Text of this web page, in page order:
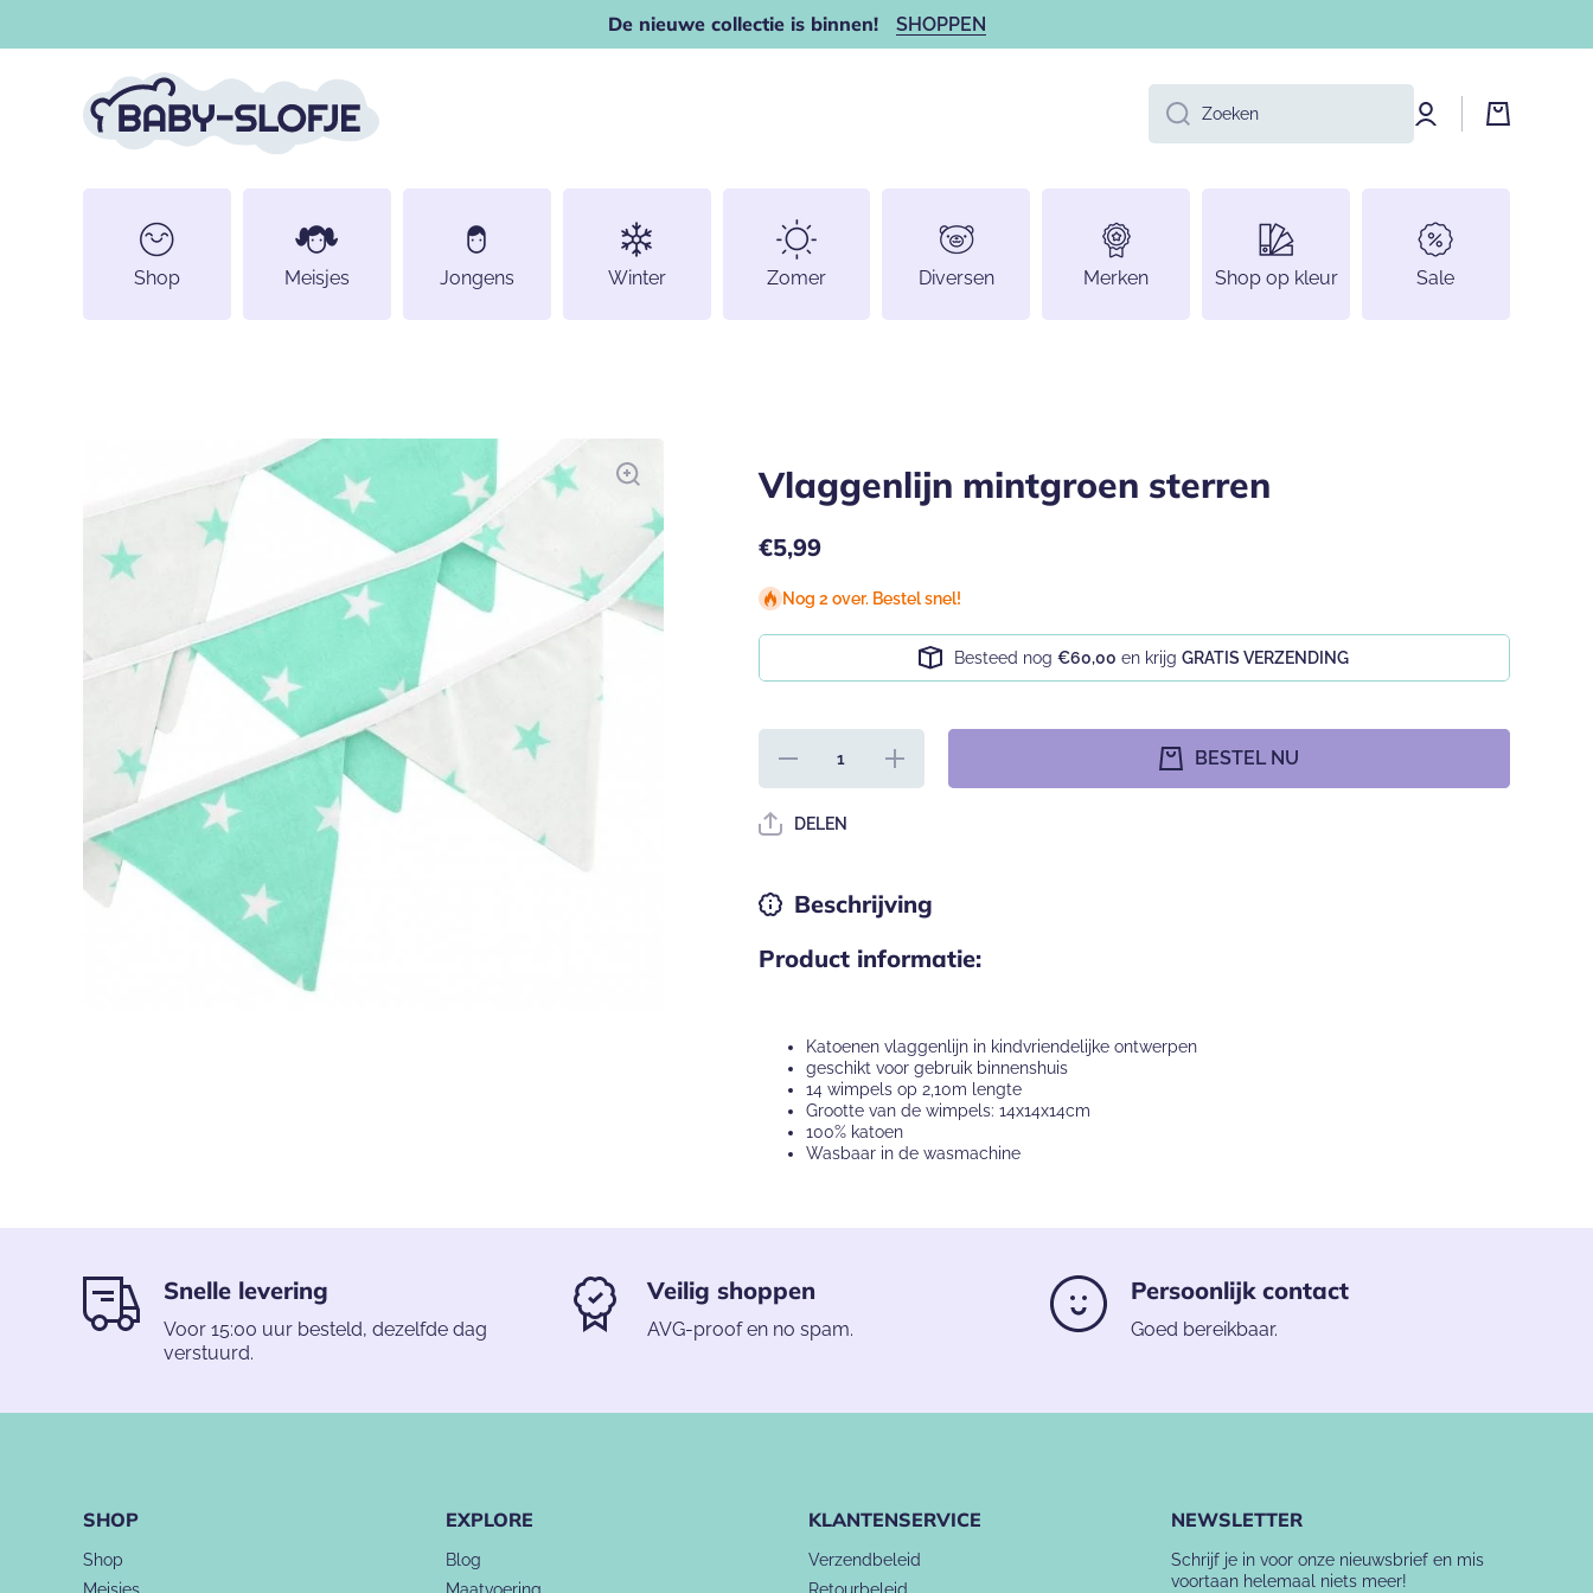
De nieuwe collectie is binnen! SHOPPEN
Zoeken
Log
in
Shop Meisjes Jongens Winter Zomer Diversen Merken Shop op kleur Sale
Ga naar productinformatie
Vlaggenlijn mintgroen sterren
€5,99
Nog 2 over. Bestel snel!
Besteed nog€60,00 en krijgGRATIS VERZENDING
Hoeveelheid
voor
mintgroen
Verhoog de
hoeveelheid
voor
BESTEL NU
DELEN
Beschrijving
Product informatie:
Katoenen vlaggenlijn in kindvriendelijke ontwerpen
geschikt voor gebruik binnenshuis
14 wimpels op 2,10m lengte
Grootte van de wimpels: 14x14x14cm
100% katoen
Wasbaar in de wasmachine
Snelle levering
Voor 15:00 uur besteld, dezelfde dag
verstuurd.
Veilig shoppen
AVG-proof en no spam.
Persoonlijk contact
Goed bereikbaar.
SHOP
Shop
EXPLORE
Blog
KLANTENSERVICE
Verzendbeleid
NEWSLETTER
Schrijf je in voor onze nieuwsbrief en mis
voortaan helemaal niets meer!